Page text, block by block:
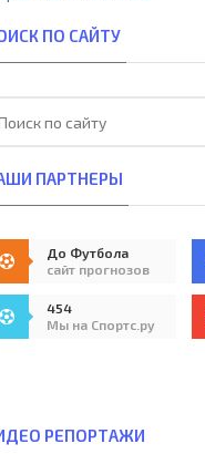
ПО САЙТУ
ПАРТНЕРЫ
До Футбола
сайт прогнозов
454
Мы на Спортс.ру
РЕПОРТАЖИ